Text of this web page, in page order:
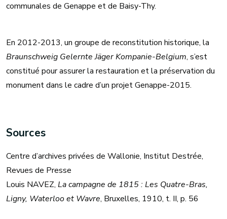
communales de Genappe et de Baisy-Thy.
En 2012-2013, un groupe de reconstitution historique, la
Braunschweig Gelernte Jäger Kompanie-Belgium, s’est
constitué pour assurer la restauration et la préservation du
monument dans le cadre d’un projet Genappe-2015.
Sources
Centre d’archives privées de Wallonie, Institut Destrée,
Revues de Presse
Louis NAVEZ, La campagne de 1815 : Les Quatre-Bras,
Ligny, Waterloo et Wavre, Bruxelles, 1910, t. II, p. 56